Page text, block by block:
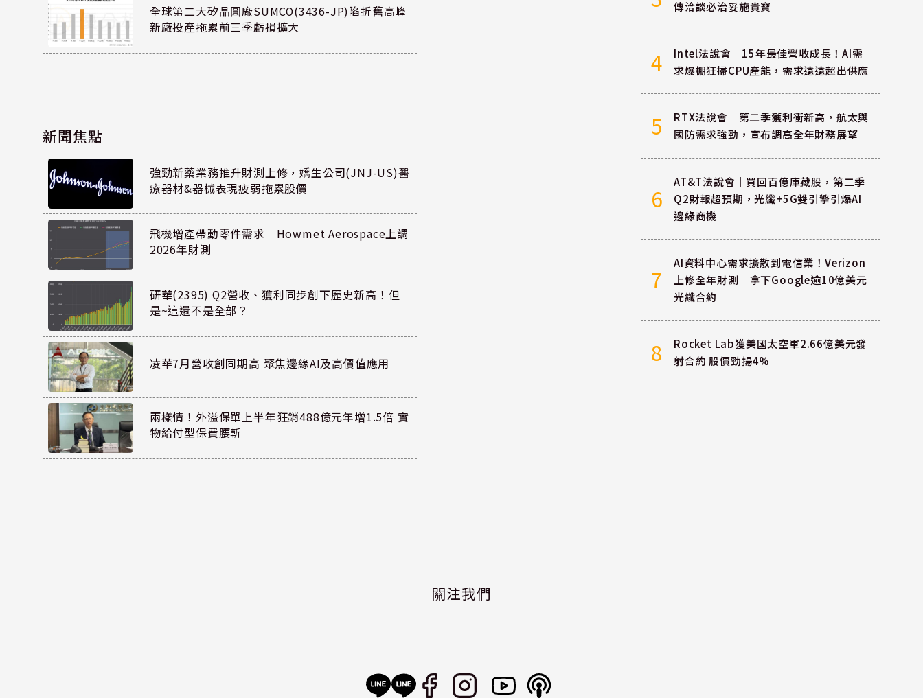
全球第二大矽晶圓廠SUMCO(3436-JP)陷折舊高峰
新廠投產拖累前三季虧損擴大
新聞焦點
強勁新藥業務推升財測上修，嬌生公司(JNJ-US)醫
療器材&器械表現疲弱拖累股價
飛機增產帶動零件需求 Howmet Aerospace上調
2026年財測
研華(2395) Q2營收、獲利同步創下歷史新高！但
是~這還不是全部？
凌華7月營收創同期高 聚焦邊緣AI及高價值應用
兩樣情！外溢保單上半年狂銷488億元年增1.5倍 實
物給付型保費腰斬
傳洽談必治妥施貴寶
4
Intel法說會｜15年最佳營收成長！AI需
求爆棚狂掃CPU產能，需求遠遠超出供應
5
RTX法說會｜第二季獲利衝新高，航太與
國防需求強勁，宣布調高全年財務展望
6
AT&T法說會｜買回百億庫藏股，第二季
Q2財報超預期，光纖+5G雙引擎引爆AI
邊緣商機
7
AI資料中心需求擴散到電信業！Verizon
上修全年財測 拿下Google逾10億美元
光纖合約
8
Rocket Lab獲美國太空軍2.66億美元發
射合約 股價勁揚4%
關注我們